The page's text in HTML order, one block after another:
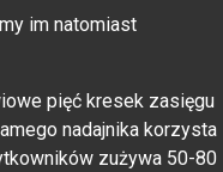
im natomiast
pięć kresek zasięgu
nadajnika korzysta
zużywa 50-80